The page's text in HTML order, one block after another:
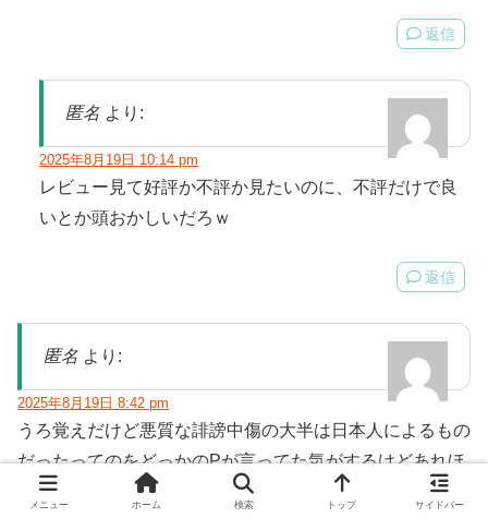
返信
匿名 より:
2025年8月19日 10:14 pm
レビュー見て好評か不評か見たいのに、不評だけで良
いとか頭おかしいだろｗ
返信
匿名 より:
2025年8月19日 8:42 pm
うろ覚えだけど悪質な誹謗中傷の大半は日本人によるもの
だったってのをどっかのPが言ってた気がするけどあれほ
んとだったんだな
メニュー ホーム 検索 トップ サイドバー